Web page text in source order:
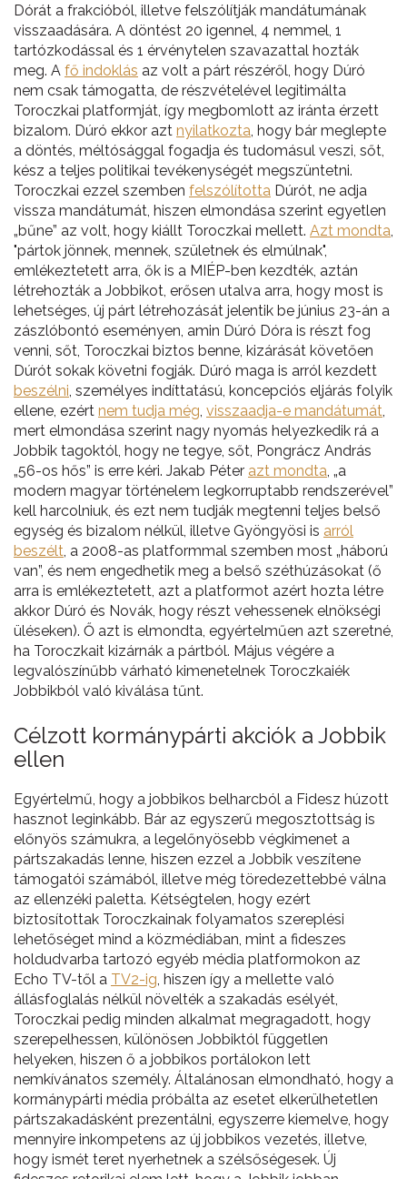
Dórát a frakcióból, illetve felszólítják mandátumának
visszaadására. A döntést 20 igennel, 4 nemmel, 1
tartózkodással és 1 érvénytelen szavazattal hozták
meg. A fő indoklás az volt a párt részéről, hogy Dúró
nem csak támogatta, de részvételével legitimálta
Toroczkai platformját, így megbomlott az iránta érzett
bizalom. Dúró ekkor azt nyilatkozta , hogy bár meglepte
a döntés, méltósággal fogadja és tudomásul veszi, sőt,
kész a teljes politikai tevékenységét megszüntetni.
Toroczkai ezzel szemben felszólította Dúrót, ne adja
vissza mandátumát, hiszen elmondása szerint egyetlen
„bűne” az volt, hogy kiállt Toroczkai mellett. Azt mondta
"pártok jönnek, mennek, születnek és elmúlnak",
emlékeztetett arra, ők is a MIÉP-ben kezdték, aztán
létrehozták a Jobbikot, erősen utalva arra, hogy most is
lehetséges, új párt létrehozását jelentik be június 23-án a
zászlóbontó eseményen, amin Dúró Dóra is részt fog
venni, sőt, Toroczkai biztos benne, kizárását követően
Dúrót sokak követni fogják. Dúró maga is arról kezdett
beszélni , személyes indíttatású, koncepciós eljárás folyik
ellene, ezért nem tudja még visszaadja-e mandátumát
mert elmondása szerint nagy nyomás helyezkedik rá a
Jobbik tagoktól, hogy ne tegye, sőt, Pongrácz András
„56-os hős” is erre kéri. Jakab Péter azt mondta , „a
modern magyar történelem legkorruptabb rendszerével”
kell harcolniuk, és ezt nem tudják megtenni teljes belső
egység és bizalom nélkül, illetve Gyöngyösi is arról
beszélt , a 2008-as platformmal szemben most „háború
van”, és nem engedhetik meg a belső széthúzásokat (ő
arra is emlékeztetett, azt a platformot azért hozta létre
akkor Dúró és Novák, hogy részt vehessenek elnökségi
üléseken). Ő azt is elmondta, egyértelműen azt szeretné,
ha Toroczkait kizárnák a pártból. Május végére a
legvalószínűbb várható kimenetelnek Toroczkaiék
Jobbikból való kiválása tűnt.
Célzott kormánypárti akciók a Jobbik
ellen
Egyértelmű, hogy a jobbikos belharcból a Fidesz húzott
hasznot leginkább. Bár az egyszerű megosztottság is
előnyös számukra, a legelőnyösebb végkimenet a
pártszakadás lenne, hiszen ezzel a Jobbik veszítene
támogatói számából, illetve még töredezettebbé válna
az ellenzéki paletta. Kétségtelen, hogy ezért
biztosítottak Toroczkainak folyamatos szereplési
lehetőséget mind a közmédiában, mint a fideszes
holdudvarba tartozó egyéb média platformokon az
Echo TV-től a TV2-ig , hiszen így a mellette való
állásfoglalás nélkül növelték a szakadás esélyét,
Toroczkai pedig minden alkalmat megragadott, hogy
szerepelhessen, különösen Jobbiktól független
helyeken, hiszen ő a jobbikos portálokon lett
nemkívánatos személy. Általánosan elmondható, hogy a
kormánypárti média próbálta az esetet elkerülhetetlen
pártszakadásként prezentálni, egyszerre kiemelve, hogy
mennyire inkompetens az új jobbikos vezetés, illetve,
hogy ismét teret nyerhetnek a szélsőségesek. Új